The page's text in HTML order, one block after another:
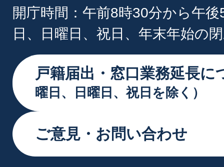
開庁時間：午前8時30分から午
日、日曜日、祝日、年末年始の
戸籍届出・窓口業務延長に
曜日、日曜日、祝日を除く）
ご意見・お問い合わせ